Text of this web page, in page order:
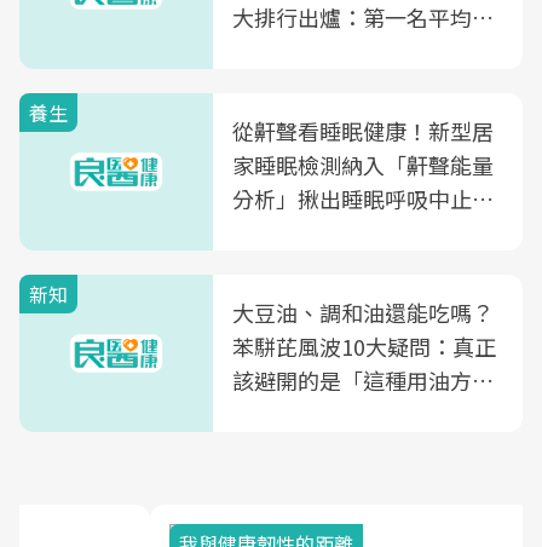
大排行出爐：第一名平均一
養生
從鼾聲看睡眠健康！新型居
家睡眠檢測納入「鼾聲能量
分析」揪出睡眠呼吸中止症
新知
大豆油、調和油還能吃嗎？
苯駢芘風波10大疑問：真正
該避開的是「這種用油方